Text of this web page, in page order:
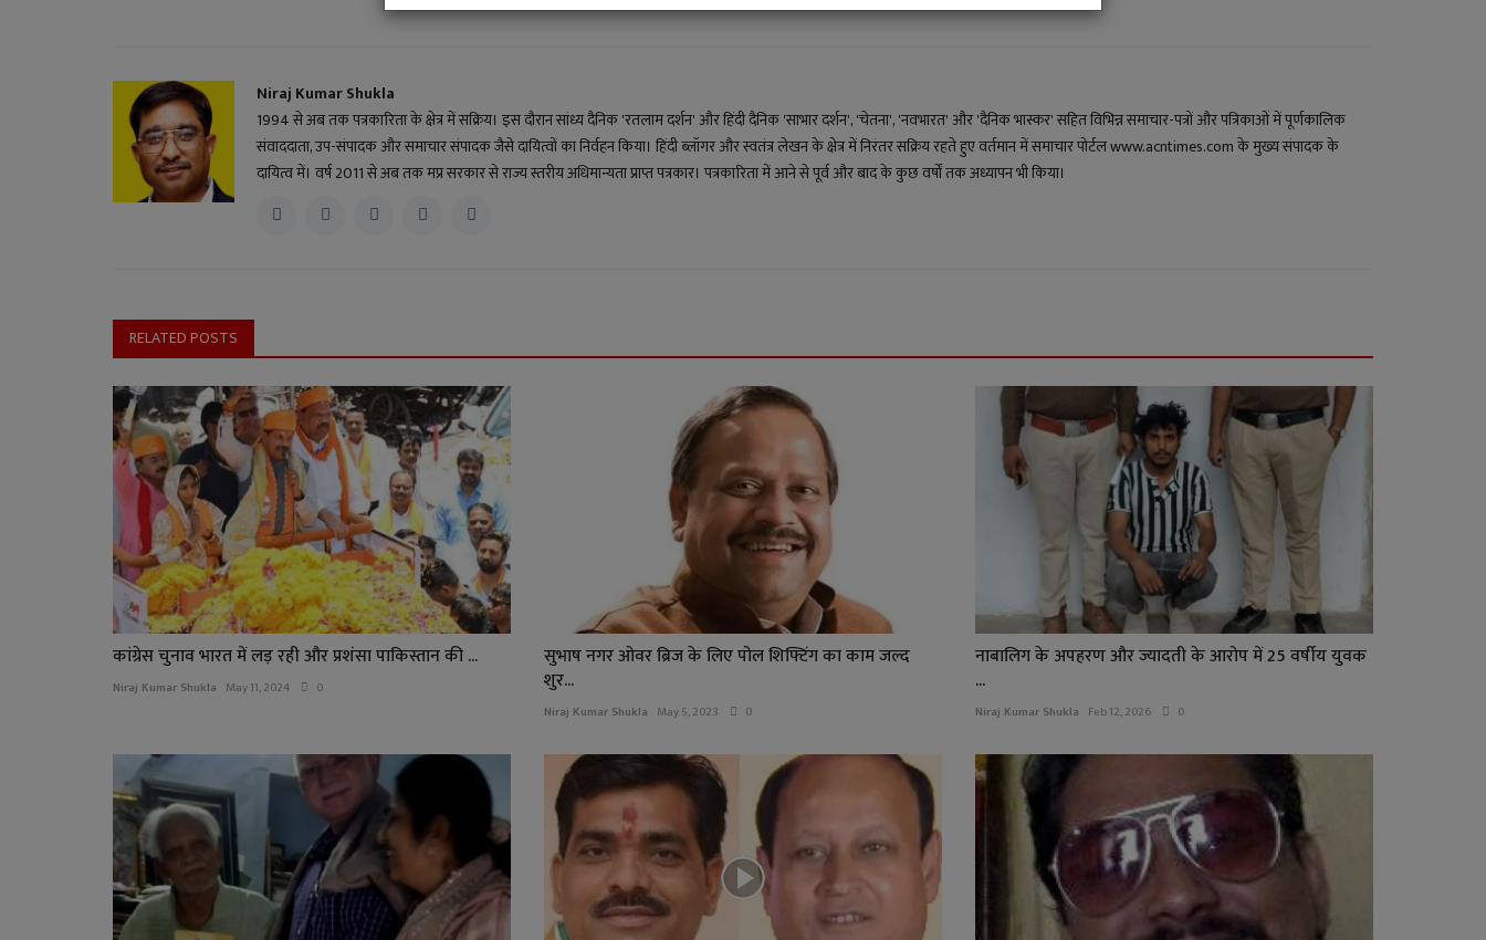
Niraj Kumar Shukla
1994 से अब तक पत्रकारिता के क्षेत्र में सक्रिय। इस दौरान सांध्य दैनिक 'रतलाम दर्शन' और हिंदी दैनिक 'साभार दर्शन', 'चेतना', 'नवभारत' और 'दैनिक भास्कर' सहित विभिन्न समाचार-पत्रों और पत्रिकाओं में पूर्णकालिक
संवाददाता, उप-संपादक और समाचार संपादक जैसे दायित्वों का निर्वहन किया। हिंदी ब्लॉगर और स्वतंत्र लेखन के क्षेत्र में निरंतर सक्रिय रहते हुए वर्तमान में समाचार पोर्टल www.acntimes.com के मुख्य संपादक के
दायित्व में। वर्ष 2011 से अब तक मप्र सरकार से राज्य स्तरीय अधिमान्यता प्राप्त पत्रकार। पत्रकारिता में आने से पूर्व और बाद के कुछ वर्षों तक अध्यापन भी किया।
RELATED POSTS
कांग्रेस चुनाव भारत में लड़ रही और प्रशंसा पाकिस्तान की ...
Niraj Kumar Shukla May 11, 2024 0
सुभाष नगर ओवर ब्रिज के लिए पोल शिफ्टिंग का काम जल्द
शुर...
Niraj Kumar Shukla May 5, 2023 0
नाबालिग के अपहरण और ज्यादती के आरोप में 25 वर्षीय युवक
...
Niraj Kumar Shukla Feb 12, 2026 0